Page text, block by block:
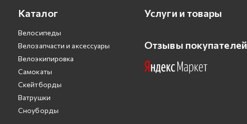
Каталог
Велосипеды
Велозапчасти и аксессуары
Велоэкипировка
Самокаты
Скейтборды
Ватрушки
Сноуборды
Услуги и товары
Отзывы покупателей